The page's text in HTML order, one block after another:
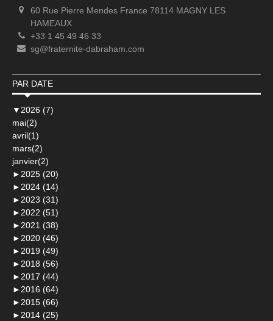
60 Rue Pierre Mendes France 78114 MAGNY LES
HAMEAUX
+33 1 45 49 46 33
sg@fraternite-dabraham.com
PAR DATE
▼ 2026 (7)
mai(2)
avril(1)
mars(2)
janvier(2)
► 2025 (20)
► 2024 (14)
► 2023 (31)
► 2022 (51)
► 2021 (38)
► 2020 (46)
► 2019 (49)
► 2018 (56)
► 2017 (44)
► 2016 (64)
► 2015 (66)
► 2014 (25)